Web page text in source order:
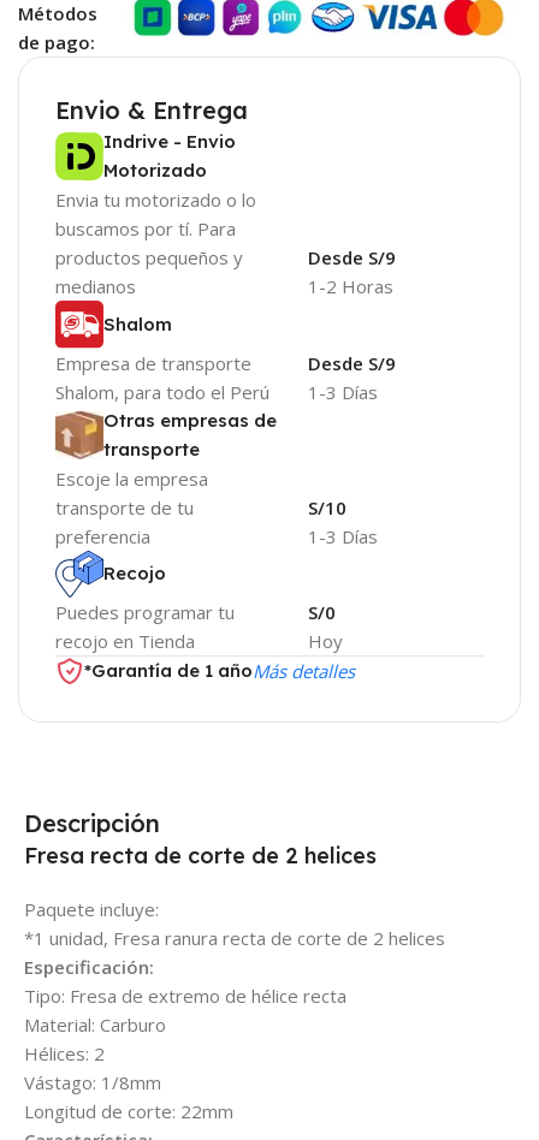
Métodos
de pago:
Envio & Entrega
Indrive - Envio
Motorizado
Envia tu motorizado o lo
buscamos por tí. Para
productos pequeños y
medianos
1-2 Horas
Desde S/9
Shalom
Empresa de transporte
Shalom, para todo el Perú
1-3 Días
Desde S/9
Otras empresas de
transporte
Escoje la empresa
transporte de tu
preferencia
1-3 Días
S/10
Recojo
Puedes programar tu
recojo en Tienda
Hoy
S/0
*Garantía de 1 añoMás detalles
Descripción
Fresa recta de corte de 2 helices
Paquete incluye:
*1 unidad, Fresa ranura recta de corte de 2 helices
Especificación:
Tipo: Fresa de extremo de hélice recta
Material: Carburo
Hélices: 2
Vástago: 1/8mm
Longitud de corte: 22mm